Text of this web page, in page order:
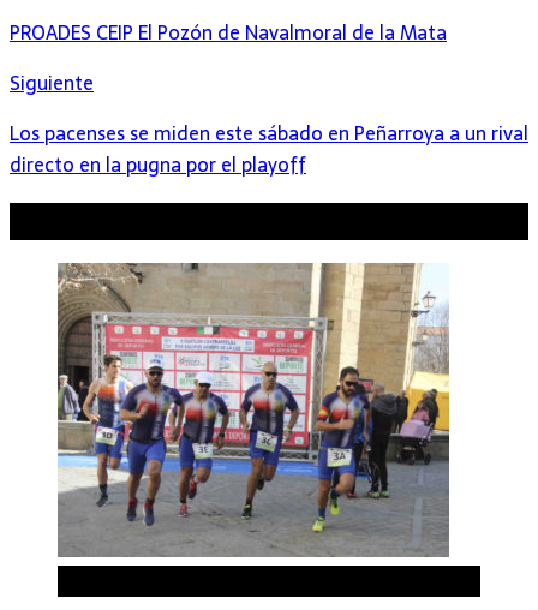
PROADES CEIP El Pozón de Navalmoral de la Mata
Siguiente
Los pacenses se miden este sábado en Peñarroya a un rival
directo en la pugna por el playoff